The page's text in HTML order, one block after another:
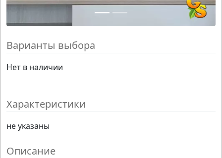
Варианты выбора
Нет в наличии
Характеристики
не указаны
Описание